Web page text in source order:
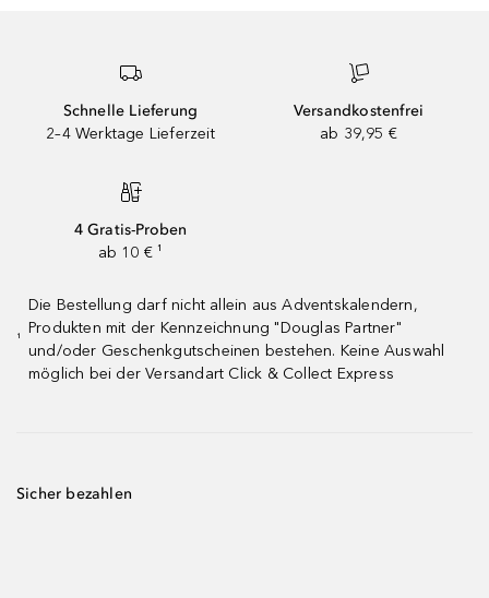
Schnelle Lieferung
2–4 Werktage Lieferzeit
Versandkostenfrei
ab 39,95 €
4 Gratis-Proben
ab 10 € ¹
¹
Die Bestellung darf nicht allein aus Adventskalendern,
Produkten mit der Kennzeichnung "Douglas Partner"
und/oder Geschenkgutscheinen bestehen. Keine Auswahl
möglich bei der Versandart Click & Collect Express
Sicher bezahlen